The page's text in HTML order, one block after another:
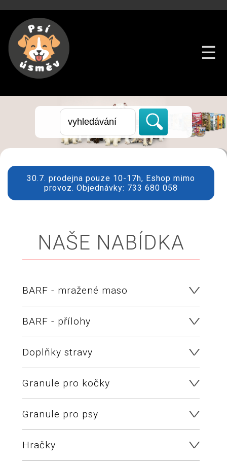
☰
30.7. prodejna pouze 10-17h, Eshop mimo
provoz. Objednávky: 733 680 058
NAŠE NABÍDKA
BARF - mražené maso
BARF - přílohy
Doplňky stravy
Granule pro kočky
Granule pro psy
Hračky